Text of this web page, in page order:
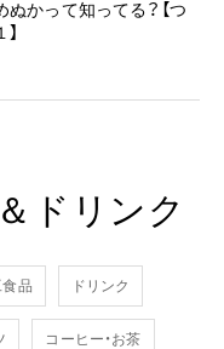
ぬかって知ってる？【つ
ドリンク
食品 ドリンク
コーヒー・お茶